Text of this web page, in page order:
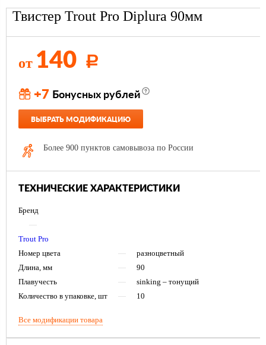
Твистер Trout Pro Diplura 90мм
от 140 Р
+7 Бонусных рублей
ВЫБРАТЬ МОДИФИКАЦИЮ
Более 900 пунктов самовывоза по России
ТЕХНИЧЕСКИЕ ХАРАКТЕРИСТИКИ
Бренд
—
Trout Pro
Номер цвета
—
разноцветный
Длина, мм
—
90
Плавучесть
—
sinking – тонущий
Количество в упаковке, шт
— 10
Все модификации товара